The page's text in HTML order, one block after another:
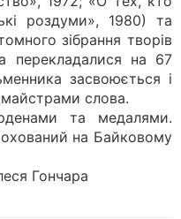
роздуми», 1980) та
зібрання творів
перекладалися на 67
засвоюється і
майстрами слова.
та медалями.
на Байковому
Гончара